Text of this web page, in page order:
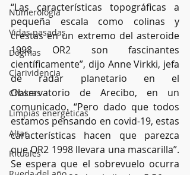
Numerología
Vidas pasadas
Dogmas
Clarividencia
Chakras
Limpias energéticas
Altar
Rituales
“Las características topográficas a
pequeña escala como colinas y
crestas en un extremo del asteroide
1998 OR2 son fascinantes
científicamente”, dijo Anne Virkki, jefa
de radar planetario en el
Observatorio de Arecibo, en un
comunicado. “Pero dado que todos
estamos pensando en covid-19, estas
características hacen que parezca
que OR2 1998 llevara una mascarilla”.
Se espera que el sobrevuelo ocurra